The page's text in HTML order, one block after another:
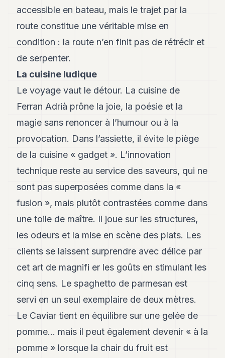
11
Andy
Andy
Andy
7
Andy
Andy
Andy
3
FINANCE
ART
DE
VIVRE
ASSURANCE
POLITIQUE
IMMOBILIER
EQUITY
accessible en bateau, mais le trajet par la
route constitue une véritable mise en
condition : la route n’en finit pas de rétrécir et
de serpenter.
La cuisine ludique
Le voyage vaut le détour. La cuisine de
Ferran Adrià prône la joie, la poésie et la
magie sans renoncer à l’humour ou à la
provocation. Dans l’assiette, il évite le piège
de la cuisine « gadget ». L’innovation
technique reste au service des saveurs, qui ne
sont pas superposées comme dans la «
fusion », mais plutôt contrastées comme dans
une toile de maître. Il joue sur les structures,
les odeurs et la mise en scène des plats. Les
clients se laissent surprendre avec délice par
cet art de magnifi er les goûts en stimulant les
cinq sens. Le spaghetto de parmesan est
servi en un seul exemplaire de deux mètres.
Le Caviar tient en équilibre sur une gelée de
pomme… mais il peut également devenir « à la
pomme » lorsque la chair du fruit est